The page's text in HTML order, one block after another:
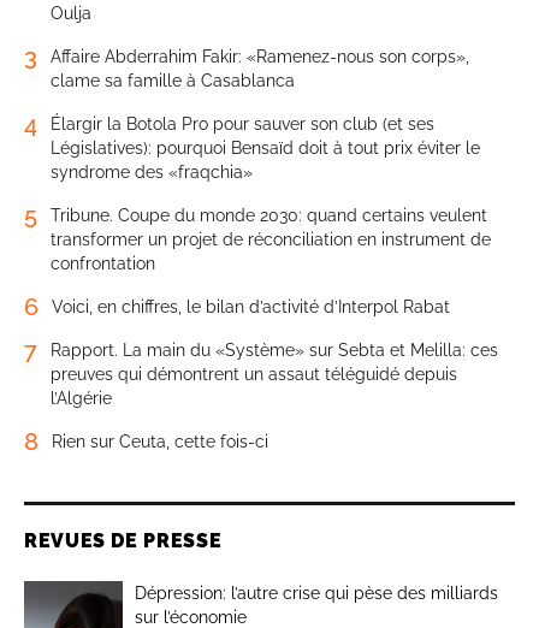
Oulja
3
Affaire Abderrahim Fakir: «Ramenez-nous son corps»,
clame sa famille à Casablanca
4
Élargir la Botola Pro pour sauver son club (et ses
Législatives): pourquoi Bensaïd doit à tout prix éviter le
syndrome des «fraqchia»
5
Tribune. Coupe du monde 2030: quand certains veulent
transformer un projet de réconciliation en instrument de
confrontation
6 Voici, en chiffres, le bilan d’activité d’Interpol Rabat
7
Rapport. La main du «Système» sur Sebta et Melilla: ces
preuves qui démontrent un assaut téléguidé depuis
l’Algérie
8 Rien sur Ceuta, cette fois-ci
REVUES DE PRESSE
Dépression: l’autre crise qui pèse des milliards
sur l’économie